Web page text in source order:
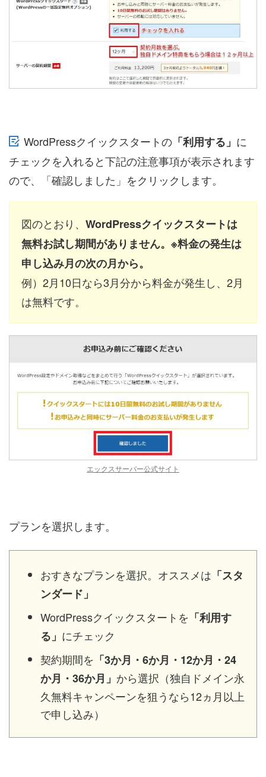
WordPressクイックスタートの 「利用する」 に
チェックを入れると下記の注意事項が表示されます
ので、「確認しました」をクリックします。
図のとおり、 WordPressクイックスタートは
無料お試し期間がありません。※料金の発生は
申し込み月の次の月から。
例）2月10日なら3月分から料金が発生し、2月
は無料です。
エックスサーバー公式サイト
プランを選択します。
おすきなプランを選択。オススメは 「スタ
ンダード」
WordPressクイックスタートを 「利用す
る」 にチェック
契約期間を 「3か月・6か月・12か月・24
か月・36か月」 から選択（独自ドメイン永
久無料キャンペーンを狙うなら12ヵ月以上
で申し込み）